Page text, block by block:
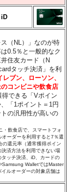
iD
（NL）」なのが特
0.5％と一般的なク
住友カード（N
タッチ決済」を利
レブン、ローソン、
コンビニや飲食店
できる「Vポイン
「1ポイント＝1円
の汎用性が高いの
・飲食店で、スマートフォ
ーダーを利用すると7％還
還元率（通常獲得ポイン
済方法を利用できない場
ッチ決済、iD、カードの
Samsung WalletではMaster
ルオーダーの対象店舗は